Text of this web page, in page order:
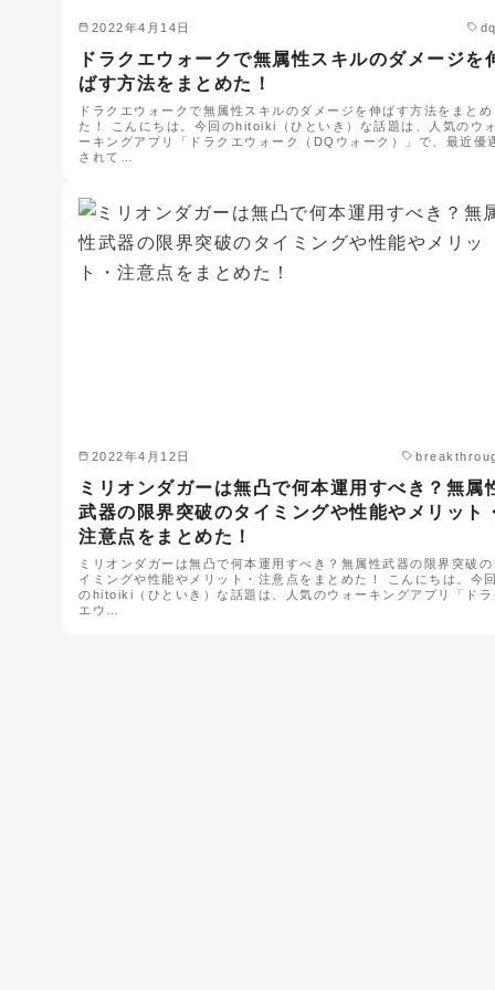
2022年4月14日
ドラクエウォークで無属性スキルのダメージを
ばす方法をまとめた！
ドラクエウォークで無属性スキルのダメージを伸ばす方法をまとめ
た！ こんにちは。今回のhitoiki（ひといき）な話題は、人気のウォ
ーキングアプリ「ドラクエウォーク（DQウォーク）」で、最近優
されて…
2022年4月12日
ミリオンダガーは無凸で何本運用すべき？無属
武器の限界突破のタイミングや性能やメリット・
注意点をまとめた！
ミリオンダガーは無凸で何本運用すべき？無属性武器の限界突破の
イミングや性能やメリット・注意点をまとめた！ こんにちは。今回
のhitoiki（ひといき）な話題は、人気のウォーキングアプリ「ドラ
エウ…